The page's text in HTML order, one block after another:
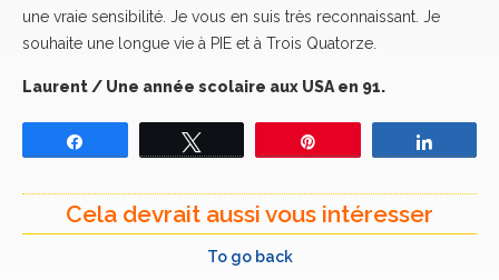
une vraie sensibilité. Je vous en suis très reconnaissant. Je
souhaite une longue vie à PIE et à Trois Quatorze.
Laurent / Une année scolaire aux USA en 91.
Cela devrait aussi vous intéresser
To go back